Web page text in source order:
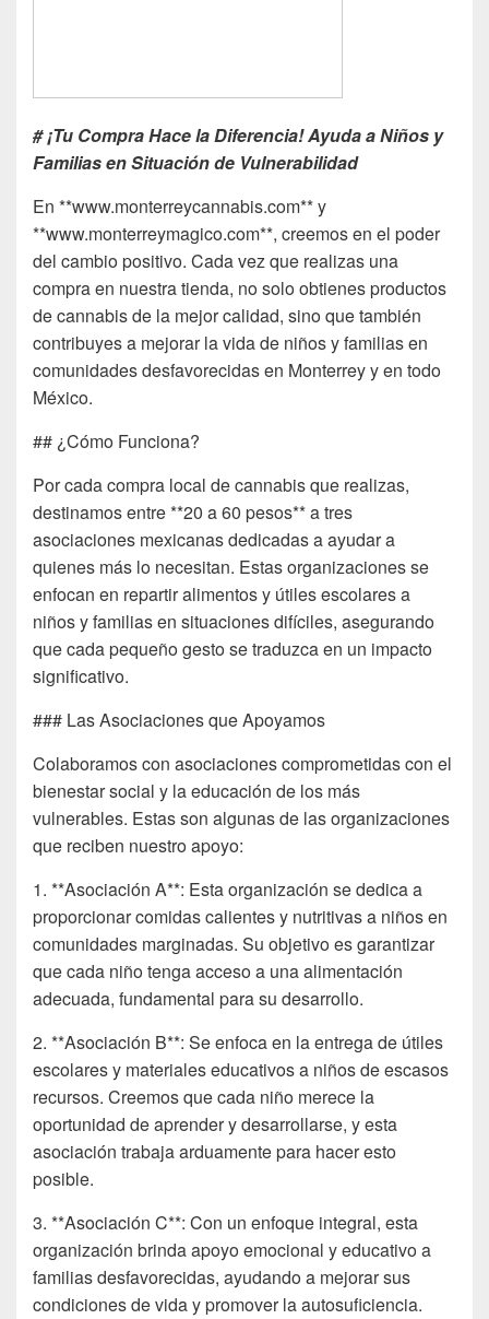
# ¡Tu Compra Hace la Diferencia! Ayuda a Niños y
Familias en Situación de Vulnerabilidad
En **www.monterreycannabis.com** y
**www.monterreymagico.com**, creemos en el poder
del cambio positivo. Cada vez que realizas una
compra en nuestra tienda, no solo obtienes productos
de cannabis de la mejor calidad, sino que también
contribuyes a mejorar la vida de niños y familias en
comunidades desfavorecidas en Monterrey y en todo
México.
## ¿Cómo Funciona?
Por cada compra local de cannabis que realizas,
destinamos entre **20 a 60 pesos** a tres
asociaciones mexicanas dedicadas a ayudar a
quienes más lo necesitan. Estas organizaciones se
enfocan en repartir alimentos y útiles escolares a
niños y familias en situaciones difíciles, asegurando
que cada pequeño gesto se traduzca en un impacto
significativo.
### Las Asociaciones que Apoyamos
Colaboramos con asociaciones comprometidas con el
bienestar social y la educación de los más
vulnerables. Estas son algunas de las organizaciones
que reciben nuestro apoyo:
1. **Asociación A**: Esta organización se dedica a
proporcionar comidas calientes y nutritivas a niños en
comunidades marginadas. Su objetivo es garantizar
que cada niño tenga acceso a una alimentación
adecuada, fundamental para su desarrollo.
2. **Asociación B**: Se enfoca en la entrega de útiles
escolares y materiales educativos a niños de escasos
recursos. Creemos que cada niño merece la
oportunidad de aprender y desarrollarse, y esta
asociación trabaja arduamente para hacer esto
posible.
3. **Asociación C**: Con un enfoque integral, esta
organización brinda apoyo emocional y educativo a
familias desfavorecidas, ayudando a mejorar sus
condiciones de vida y promover la autosuficiencia.